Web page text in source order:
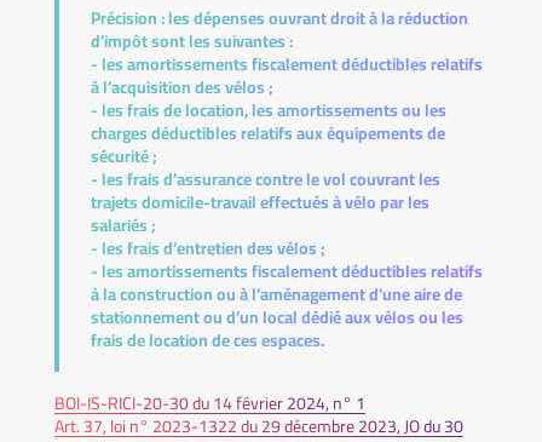
Précision :les dépenses ouvrant droit à la réduction
d’impôt sont les suivantes :
- les amortissements fiscalement déductibles relatifs
à l’acquisition des vélos ;
- les frais de location, les amortissements ou les
charges déductibles relatifs aux équipements de
sécurité ;
- les frais d’assurance contre le vol couvrant les
trajets domicile-travail effectués à vélo par les
salariés ;
- les frais d’entretien des vélos ;
- les amortissements fiscalement déductibles relatifs
à la construction ou à l’aménagement d’une aire de
stationnement ou d’un local dédié aux vélos ou les
frais de location de ces espaces.
BOI-IS-RICI-20-30 du 14 février 2024, n° 1
Art. 37, loi n° 2023-1322 du 29 décembre 2023, JO du 30